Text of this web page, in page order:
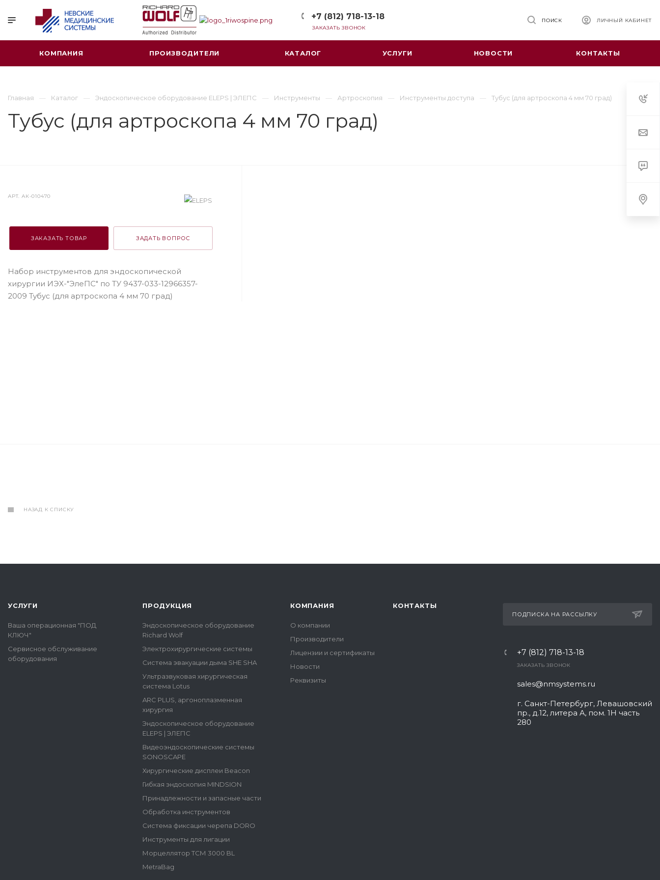
+7 (812) 718-13-18
ЗАКАЗАТЬ ЗВОНОК
ЛИЧНЫЙ КАБИНЕТ
ПОИСК
КОМПАНИЯ ПРОИЗВОДИТЕЛИ КАТАЛОГ УСЛУГИ НОВОСТИ КОНТАКТЫ
Главная Каталог Эндоскопическое оборудование ELEPS | ЭЛЕПС Инструменты Артроскопия Инструменты доступа Тубус (для артроскопа 4 мм 70 град)
Тубус (для артроскопа 4 мм 70 град)
АРТ.AК-010470
ЗАКАЗАТЬ ТОВАР ЗАДАТЬ ВОПРОС
Набор инструментов для эндоскопической
хирургии ИЭХ-"ЭлеПС" по ТУ 9437-033-12966357-
2009 Тубус (для артроскопа 4 мм 70 град)
НАЗАД К СПИСКУ
УСЛУГИ
Ваша операционная "ПОД
КЛЮЧ"
Сервисное обслуживание
оборудования
ПРОДУКЦИЯ
Эндоскопическое оборудование
Richard Wolf
Электрохирургические системы
Система эвакуации дыма SHE SHA
Ультразвуковая хирургическая
система Lotus
ARC PLUS, аргоноплазменная
хирургия
Эндоскопическое оборудование
ELEPS | ЭЛЕПС
Видеоэндоскопические системы
SONOSCAPE
Хирургические дисплеи Beacon
Гибкая эндоскопия MINDSION
Принадлежности и запасные части
Обработка инструментов
Система фиксации черепа DORO
Инструменты для лигации
Морцеллятор ТСМ 3000 BL
MetraBag
КОМПАНИЯ
О компании
Производители
Лицензии и сертификаты
Новости
Реквизиты
КОНТАКТЫ
ПОДПИСКА НА РАССЫЛКУ
+7 (812) 718-13-18
ЗАКАЗАТЬ ЗВОНОК
sales@nmsystems.ru
г. Санкт-Петербург, Левашовский
пр., д.12, литера А, пом. 1Н часть
280